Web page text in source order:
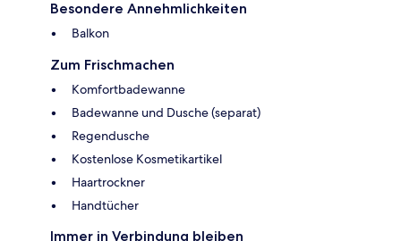
Besondere Annehmlichkeiten
Balkon
Zum Frischmachen
Komfortbadewanne
Badewanne und Dusche (separat)
Regendusche
Kostenlose Kosmetikartikel
Haartrockner
Handtücher
Immer in Verbindung bleiben